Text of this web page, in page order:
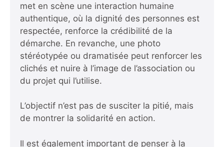
met en scène une interaction humaine
authentique, où la dignité des personnes est
respectée, renforce la crédibilité de la
démarche. En revanche, une photo
stéréotypée ou dramatisée peut renforcer les
clichés et nuire à l’image de l’association ou
du projet qui l’utilise.
L’objectif n’est pas de susciter la pitié, mais
de montrer la solidarité en action.
Il est également important de penser à la